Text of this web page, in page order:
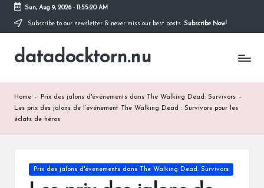
Skip
content
Sun, Aug 9, 2026- 11:55:21 AM
Subscribe to our newsletter & never miss our best posts. Subscribe Now!
datadocktorn.nu
Home - Prix des jalons d'événements dans The Walking Dead: Survivors -
Les prix des jalons de l’événement The Walking Dead : Survivors pour les
éclats de héros
Posted
in
Prix des jalons d'événements dans The Walking Dead: Survivors